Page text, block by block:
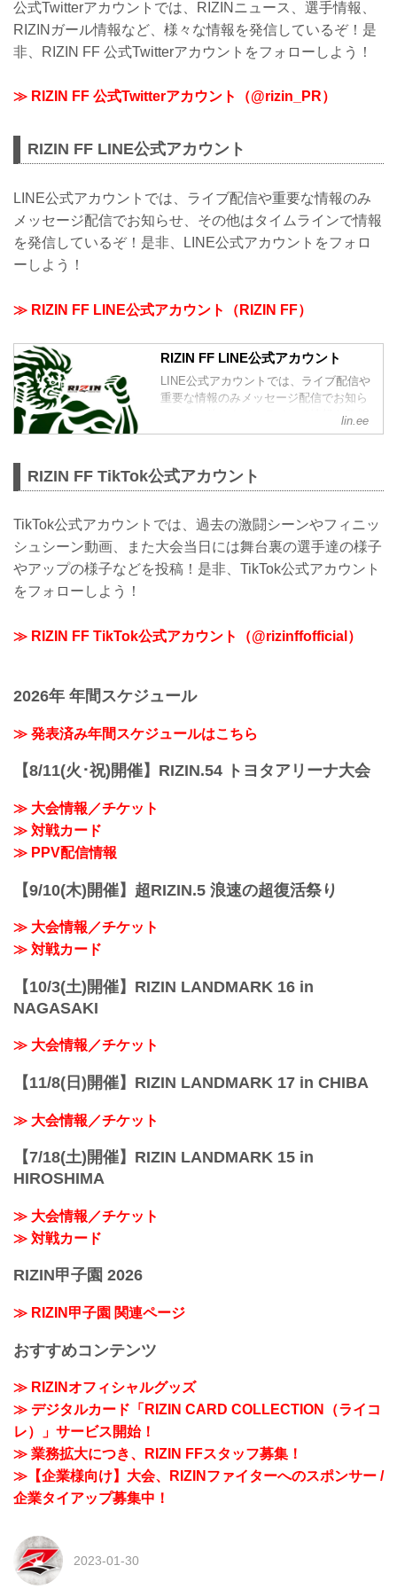
公式Twitterアカウントでは、RIZINニュース、選手情報、
RIZINガール情報など、様々な情報を発信しているぞ！是
非、RIZIN FF 公式Twitterアカウントをフォローしよう！
≫ RIZIN FF 公式Twitterアカウント（@rizin_PR）
RIZIN FF LINE公式アカウント
LINE公式アカウントでは、ライブ配信や重要な情報のみ
メッセージ配信でお知らせ、その他はタイムラインで情報
を発信しているぞ！是非、LINE公式アカウントをフォロ
ーしよう！
≫ RIZIN FF LINE公式アカウント（RIZIN FF）
RIZIN FF LINE公式アカウント
LINE公式アカウントでは、ライブ配信や
重要な情報のみメッセージ配信でお知ら
せ、その他はタイムラインで情報を発信
しているぞ！是非、LINE公式アカウント
lin.ee
RIZIN FF TikTok公式アカウント
TikTok公式アカウントでは、過去の激闘シーンやフィニッ
シュシーン動画、また大会当日には舞台裏の選手達の様子
やアップの様子などを投稿！是非、TikTok公式アカウント
をフォローしよう！
≫ RIZIN FF TikTok公式アカウント（@rizinffofficial）
2026年 年間スケジュール
≫ 発表済み年間スケジュールはこちら
【8/11(火･祝)開催】RIZIN.54 トヨタアリーナ大会
≫ 大会情報／チケット
≫ 対戦カード
≫ PPV配信情報
【9/10(木)開催】超RIZIN.5 浪速の超復活祭り
≫ 大会情報／チケット
≫ 対戦カード
【10/3(土)開催】RIZIN LANDMARK 16 in
NAGASAKI
≫ 大会情報／チケット
【11/8(日)開催】RIZIN LANDMARK 17 in CHIBA
≫ 大会情報／チケット
【7/18(土)開催】RIZIN LANDMARK 15 in
HIROSHIMA
≫ 大会情報／チケット
≫ 対戦カード
RIZIN甲子園 2026
≫ RIZIN甲子園 関連ページ
おすすめコンテンツ
≫ RIZINオフィシャルグッズ
≫ デジタルカード「RIZIN CARD COLLECTION（ライコ
レ）」サービス開始！
≫ 業務拡大につき、RIZIN FFスタッフ募集！
≫【企業様向け】大会、RIZINファイターへのスポンサー /
企業タイアップ募集中！
2023-01-30